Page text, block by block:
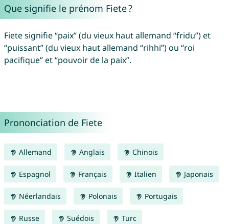
Que signifie le prénom Fiete ?
Fiete signifie “paix” (du vieux haut allemand “fridu”) et
“puissant” (du vieux haut allemand “rihhi”) ou “roi
pacifique” et “pouvoir de la paix”.
Prononciation de Fiete
Allemand Anglais Chinois
Espagnol Français Italien Japonais
Néerlandais Polonais Portugais
Russe Suédois Turc